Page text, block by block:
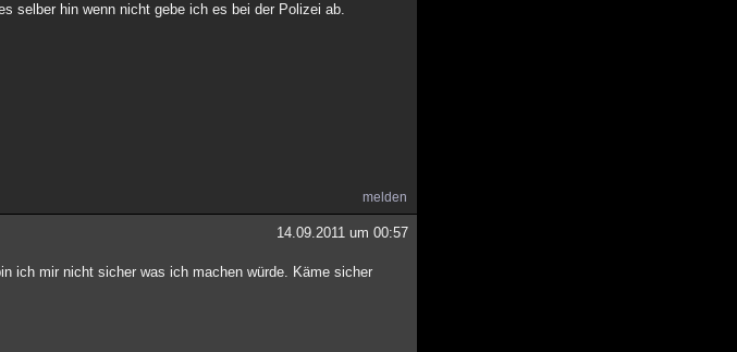
selber hin wenn nicht gebe ich es bei der Polizei ab.
melden
14.09.2011 um 00:57
ich mir nicht sicher was ich machen würde. Käme sicher